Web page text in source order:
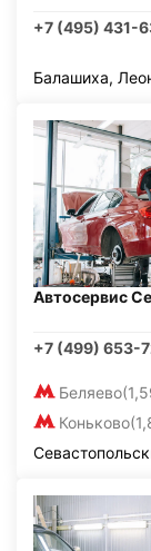
+7 (495) 431-
Балашиха,
Автосервис
+7 (499) 653-
Беляево
Коньково